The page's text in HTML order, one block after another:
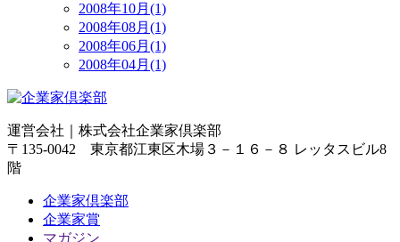
2008年10月(1)
2008年08月(1)
2008年06月(1)
2008年04月(1)
運営会社｜ 株式会社企業家倶楽部
〒135-0042 東京都江東区木場３－１６－８ レッタスビル8
階
企業家倶楽部
企業家賞
マガジン